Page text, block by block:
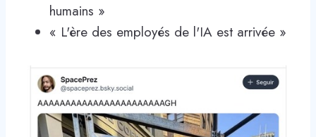
humains »
« L'ère des employés de l'IA est arrivée »